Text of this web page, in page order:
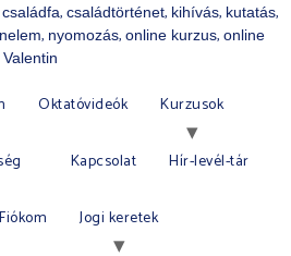
családfa, családtörténet, kihívás, kutatás,
, nyomozás, online kurzus, online
Valentin
Oktatóvideók Kurzusok
Kapcsolat Hír-levél-tár
Fiókom Jogi keretek